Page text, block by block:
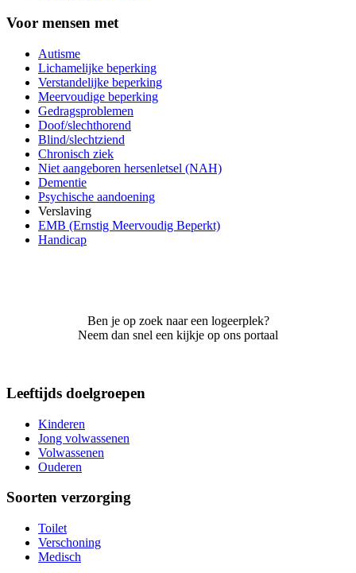
Voor mensen met
Autisme
Lichamelijke beperking
Verstandelijke beperking
Meervoudige beperking
Gedragsproblemen
Doof/slechthorend
Blind/slechtziend
Chronisch ziek
Niet aangeboren hersenletsel (NAH)
Dementie
Psychische aandoening
Verslaving
EMB (Ernstig Meervoudig Beperkt)
Handicap
Ben je op zoek naar een logeerplek?
Neem dan snel een kijkje op ons portaal
Leeftijds doelgroepen
Kinderen
Jong volwassenen
Volwassenen
Ouderen
Soorten verzorging
Toilet
Verschoning
Medisch